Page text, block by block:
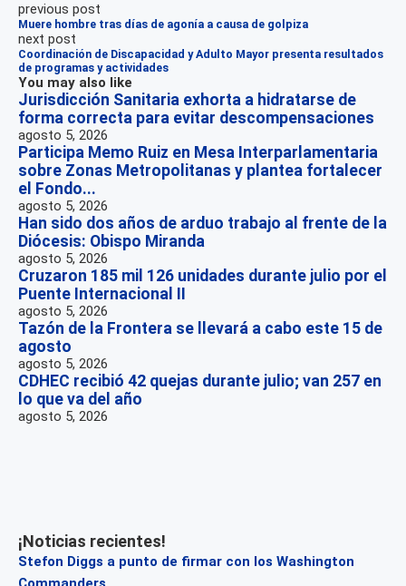
previous post
Muere hombre tras días de agonía a causa de golpiza
next post
Coordinación de Discapacidad y Adulto Mayor presenta resultados
de programas y actividades
You may also like
Jurisdicción Sanitaria exhorta a hidratarse de
forma correcta para evitar descompensaciones
agosto 5, 2026
Participa Memo Ruiz en Mesa Interparlamentaria
sobre Zonas Metropolitanas y plantea fortalecer
el Fondo...
agosto 5, 2026
Han sido dos años de arduo trabajo al frente de la
Diócesis: Obispo Miranda
agosto 5, 2026
Cruzaron 185 mil 126 unidades durante julio por el
Puente Internacional II
agosto 5, 2026
Tazón de la Frontera se llevará a cabo este 15 de
agosto
agosto 5, 2026
CDHEC recibió 42 quejas durante julio; van 257 en
lo que va del año
agosto 5, 2026
¡Noticias recientes!
Stefon Diggs a punto de firmar con los Washington